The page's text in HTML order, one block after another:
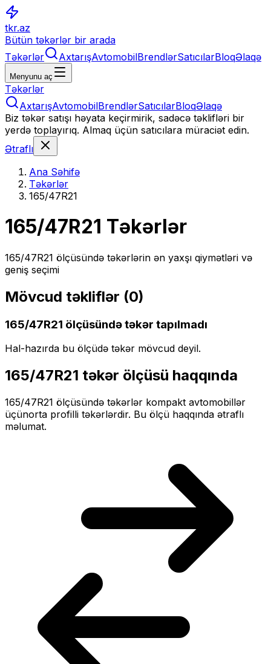
tkr.az
Bütün təkərlər bir arada
Təkərlər
AxtarışAvtomobilBrendlərSatıcılarBloqƏlaqə
Menyunu aç
Təkərlər
AxtarışAvtomobilBrendlərSatıcılarBloqƏlaqə
Biz təkər satışı həyata keçirmirik, sadəcə təklifləri bir
yerdə toplayırıq. Almaq üçün satıcılara müraciət edin.
Ətraflı
Ana Səhifə
Təkərlər
165/47R21
165/47R21 Təkərlər
165/47R21 ölçüsündə təkərlərin ən yaxşı qiymətləri və
geniş seçimi
Mövcud təkliflər (0)
165/47R21 ölçüsündə təkər tapılmadı
Hal-hazırda bu ölçüdə təkər mövcud deyil.
165/47R21 təkər ölçüsü haqqında
165/47R21 ölçüsündə təkərlər kompakt avtomobillər
üçünorta profilli təkərlərdir. Bu ölçü haqqında ətraflı
məlumat.